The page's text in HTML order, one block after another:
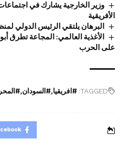
وزير الخارجية يشارك في
الأفريقية
البرهان يلتقي الرئيس الدولي
الأغذية العالمي: المجاعة تطرق
على الحرب
TAGGED: #افريقيا #السودان